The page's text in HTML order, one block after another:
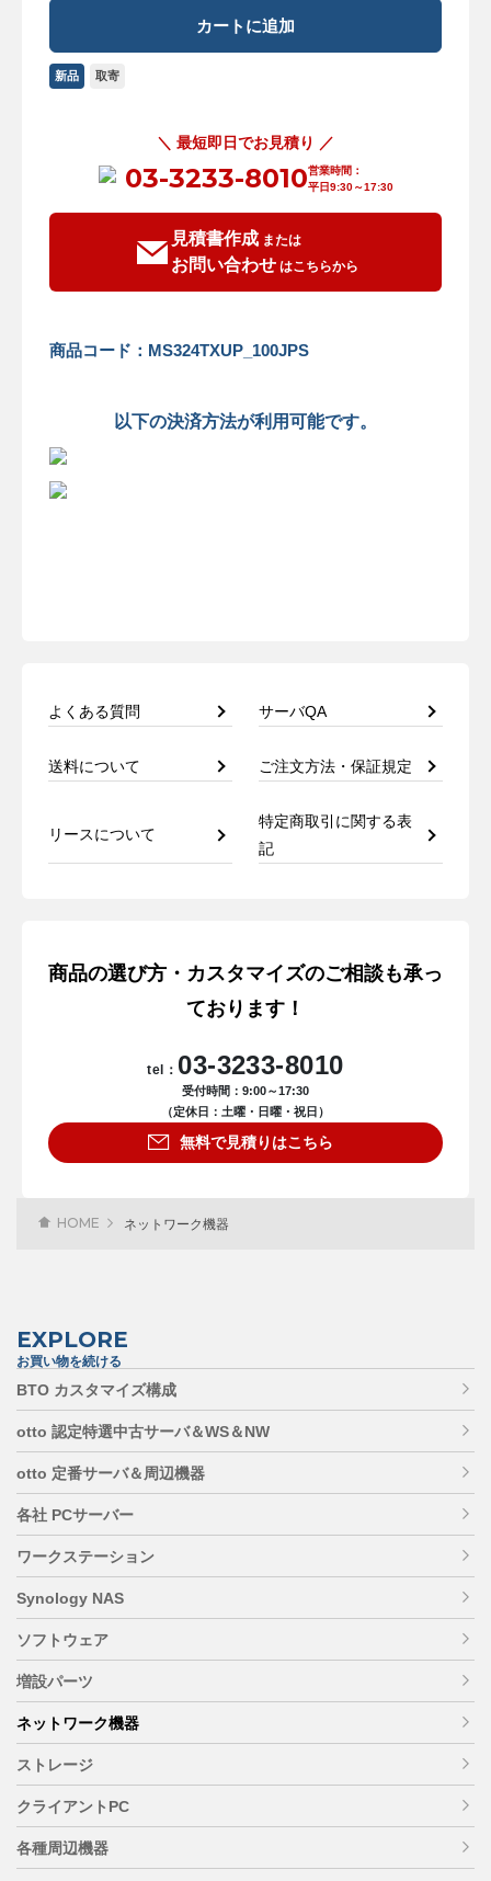
新品 取寄
＼ 最短即日でお見積り ／
03-3233-8010営業時間：
平日9:30～17:30
見積書作成または
お問い合わせはこちらから
商品コード：MS324TXUP_100JPS
以下の決済方法が利用可能です。
よくある質問 サーバQA
送料について ご注文方法・保証規定
リースについて
特定商取引に関する表
記
商品の選び方・カスタマイズのご相談も承っ
ております！
tel： 03-3233-8010
受付時間：9:00～17:30
（定休日：土曜・日曜・祝日）
無料で見積りはこちら
HOME ネットワーク機器
EXPLORE
お買い物を続ける
BTO カスタマイズ構成
otto 認定特選中古サーバ＆WS＆NW
otto 定番サーバ＆周辺機器
各社 PCサーバー
ワークステーション
Synology NAS
ソフトウェア
増設パーツ
ネットワーク機器
ストレージ
クライアントPC
各種周辺機器